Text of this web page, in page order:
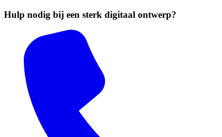
Hulp nodig bij een sterk digitaal ontwerp?